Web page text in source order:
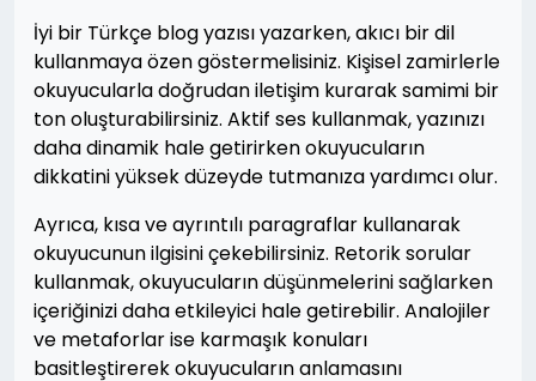
İyi bir Türkçe blog yazısı yazarken, akıcı bir dil
kullanmaya özen göstermelisiniz. Kişisel zamirlerle
okuyucularla doğrudan iletişim kurarak samimi bir
ton oluşturabilirsiniz. Aktif ses kullanmak, yazınızı
daha dinamik hale getirirken okuyucuların
dikkatini yüksek düzeyde tutmanıza yardımcı olur.
Ayrıca, kısa ve ayrıntılı paragraflar kullanarak
okuyucunun ilgisini çekebilirsiniz. Retorik sorular
kullanmak, okuyucuların düşünmelerini sağlarken
içeriğinizi daha etkileyici hale getirebilir. Analojiler
ve metaforlar ise karmaşık konuları
basitleştirerek okuyucuların anlamasını